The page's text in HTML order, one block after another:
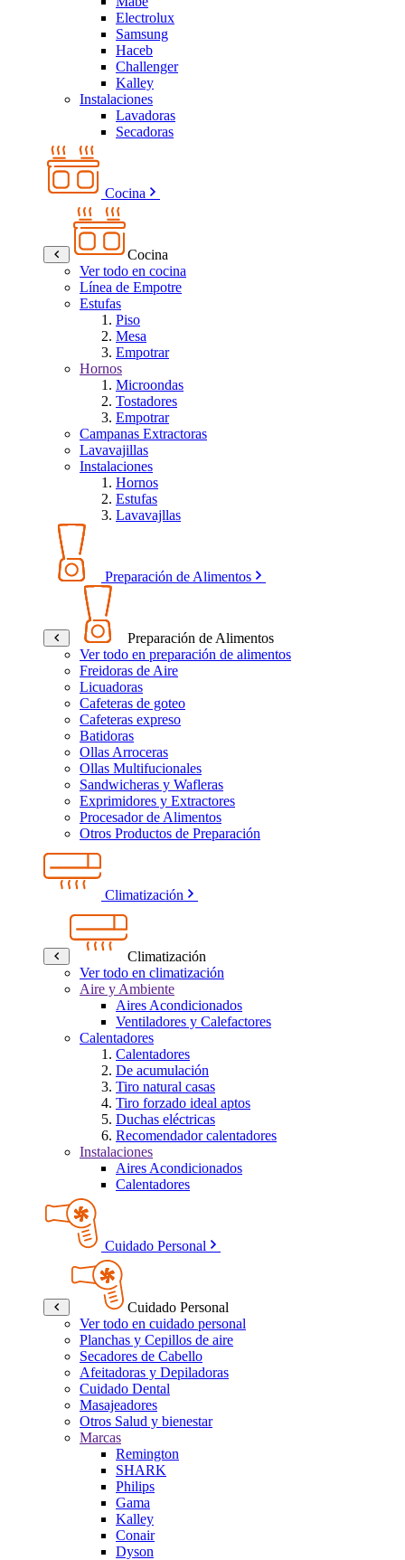
Electrolux
Samsung
Haceb
Challenger
Kalley
Instalaciones
Lavadoras
Secadoras
Cocina
Cocina
Ver todo en cocina
Línea de Empotre
Estufas
Piso
Mesa
Empotrar
Hornos
Microondas
Tostadores
Empotrar
Campanas Extractoras
Lavavajillas
Instalaciones
Hornos
Estufas
Lavavajllas
Preparación de Alimentos
Preparación de Alimentos
Ver todo en preparación de alimentos
Freidoras de Aire
Licuadoras
Cafeteras de goteo
Cafeteras expreso
Batidoras
Ollas Arroceras
Ollas Multifucionales
Sandwicheras y Wafleras
Exprimidores y Extractores
Procesador de Alimentos
Otros Productos de Preparación
Climatización
Climatización
Ver todo en climatización
Aire y Ambiente
Aires Acondicionados
Ventiladores y Calefactores
Calentadores
Calentadores
De acumulación
Tiro natural casas
Tiro forzado ideal aptos
Duchas eléctricas
Recomendador calentadores
Instalaciones
Aires Acondicionados
Calentadores
Cuidado Personal
Cuidado Personal
Ver todo en cuidado personal
Planchas y Cepillos de aire
Secadores de Cabello
Afeitadoras y Depiladoras
Cuidado Dental
Masajeadores
Otros Salud y bienestar
Marcas
Remington
SHARK
Philips
Gama
Kalley
Conair
Dyson